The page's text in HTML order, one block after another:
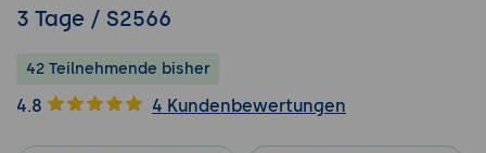
3 Tage / S2566
42 Teilnehmende bisher
4.8 4 Kundenbewertungen